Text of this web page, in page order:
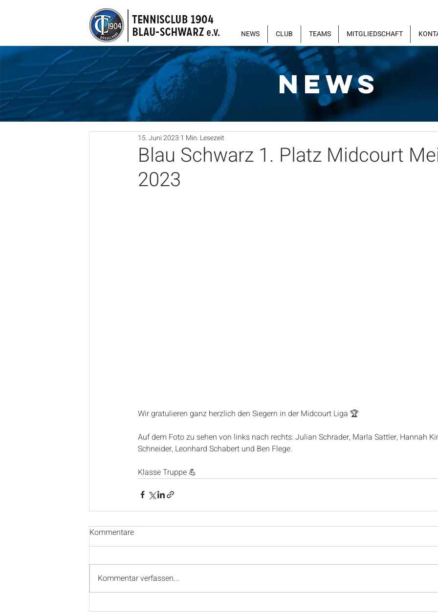
NEWS CLUB TEAMS MITGLIEDSCHAFT
NEWS
Blau Schwarz 1. Platz Midcourt
2023
15. Juni 2023 1 Min. Lesezeit
Wir gratulieren ganz herzlich den Siegern in der Midcourt Liga 🏆
Auf dem Foto zu sehen von links nach rechts: Julian Schrader, Marla Sattler, Hannah
Schneider, Leonhard Schabert und Ben Flege.
Klasse Truppe 💪
Kommentare
Kommentar verfassen...